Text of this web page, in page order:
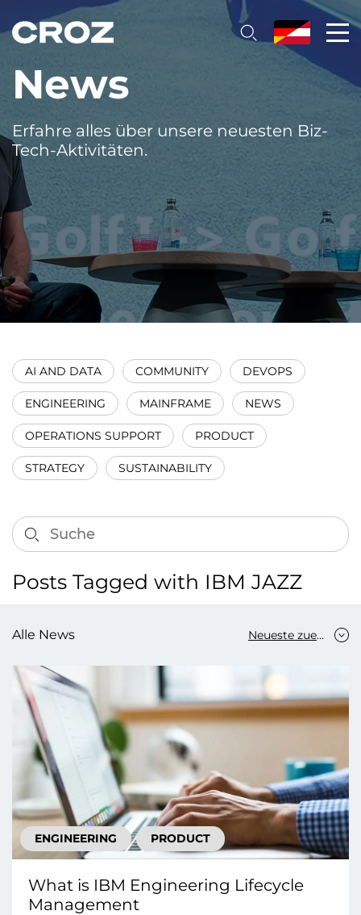
News
Erfahre alles über unsere neuesten Biz-
Tech-Aktivitäten.
AI AND DATA COMMUNITY DEVOPS
ENGINEERING MAINFRAME NEWS
OPERATIONS SUPPORT PRODUCT
STRATEGY SUSTAINABILITY
Posts Tagged with IBM JAZZ
Alle News Neueste zuerst
ENGINEERING PRODUCT
What is IBM Engineering Lifecycle
Management